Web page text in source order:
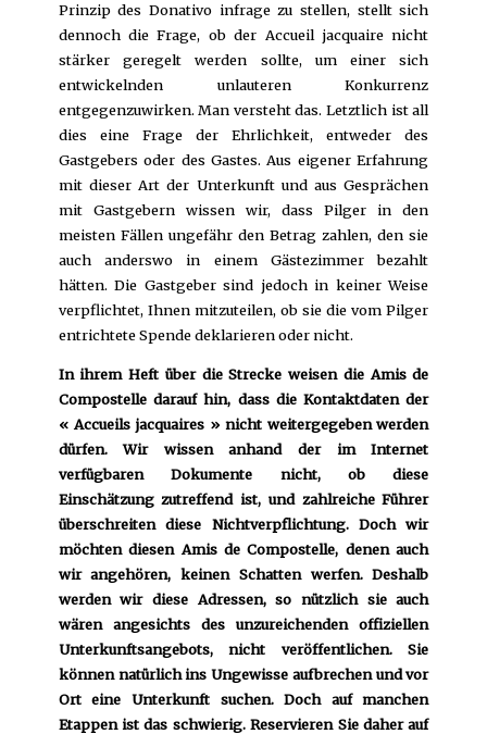
Prinzip des Donativo infrage zu stellen, stellt sich
dennoch die Frage, ob der Accueil jacquaire nicht
stärker geregelt werden sollte, um einer sich
entwickelnden unlauteren Konkurrenz
entgegenzuwirken. Man versteht das. Letztlich ist all
dies eine Frage der Ehrlichkeit, entweder des
Gastgebers oder des Gastes. Aus eigener Erfahrung
mit dieser Art der Unterkunft und aus Gesprächen
mit Gastgebern wissen wir, dass Pilger in den
meisten Fällen ungefähr den Betrag zahlen, den sie
auch anderswo in einem Gästezimmer bezahlt
hätten. Die Gastgeber sind jedoch in keiner Weise
verpflichtet, Ihnen mitzuteilen, ob sie die vom Pilger
entrichtete Spende deklarieren oder nicht.
In ihrem Heft über die Strecke weisen die Amis de
Compostelle darauf hin, dass die Kontaktdaten der
« Accueils jacquaires » nicht weitergegeben werden
dürfen. Wir wissen anhand der im Internet
verfügbaren Dokumente nicht, ob diese
Einschätzung zutreffend ist, und zahlreiche Führer
überschreiten diese Nichtverpflichtung. Doch wir
möchten diesen Amis de Compostelle, denen auch
wir angehören, keinen Schatten werfen. Deshalb
werden wir diese Adressen, so nützlich sie auch
wären angesichts des unzureichenden offiziellen
Unterkunftsangebots, nicht veröffentlichen. Sie
können natürlich ins Ungewisse aufbrechen und vor
Ort eine Unterkunft suchen. Doch auf manchen
Etappen ist das schwierig. Reservieren Sie daher auf